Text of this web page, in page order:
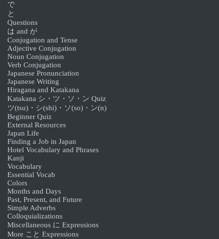
で
と
Questions
は and が
Conjugation and Tense
Adjective Conjugation
Noun Conjugation
Verb Conjugation
Japanese Pronunciation
Japanese Writing
Hiragana and Katakana
Katakana シ・ツ・ソ・ン Quiz
ツ(tsu)・シ(shi)・ソ(so)・ン(n)
Beginner Quiz
External Resources
Japan Life
Finding a Job in Japan
Hotel Vocabulary and Phrases
Kanji
Vocabulary
Essential Vocab
Colors
Months and Days
Past, Present, and Future
Simple Adverbs
Colloquializations
Miscellaneous に Expressions
More こと Expressions